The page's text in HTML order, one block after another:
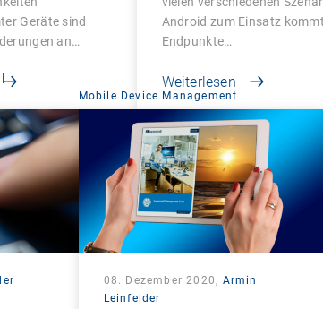
Geräte sind
an
verwalten
Android zum Einsatz
Endpunkte…
Weiterlesen
|
Mobile Device Management
08. Dezember 2020, Armin
Leinfelder